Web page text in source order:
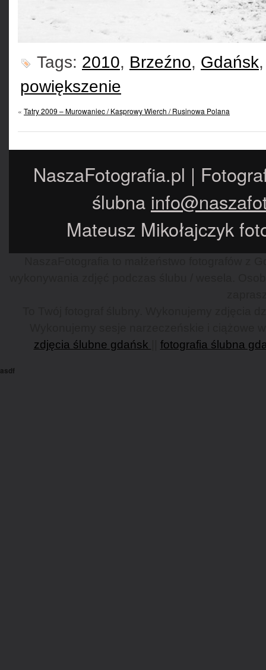
Tags: 2010, Brzeźno, Gdańsk
powiększenie
« Tatry 2009 – Murowaniec / Kasprowy Wierch / Rusinowa Polana
NaszaFotografia.pl |
ślubna
Mateusz Mikołajczyk
zdjęcia ślubne gdańsk
fotografia ślubna
asdf